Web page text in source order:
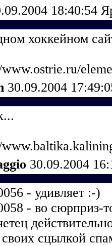
18:40:54
хоккейном
30.09.2004
30.09.2004
- удивляет :-)
- во сюрприз-
сцылкой